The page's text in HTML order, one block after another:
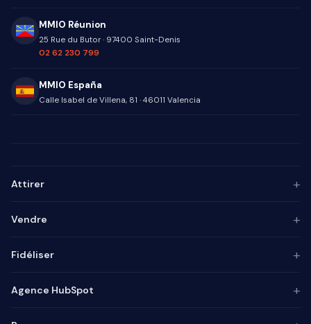
MMIO Réunion
25 Rue du Butor· 97400 Saint-Denis
02 62 230 799
MMIO España
Calle Isabel de Villena, 81 · 46011 Valencia
Attirer +
Agence GEO
Lead generation
Vendre +
Pilotage commercial
Fidéliser +
Chatbot
Agence HubSpot +